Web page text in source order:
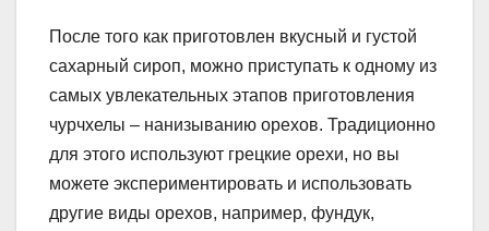
После того как приготовлен вкусный и густой
сахарный сироп, можно приступать к одному из
самых увлекательных этапов приготовления
чурчхелы – нанизыванию орехов. Традиционно
для этого используют грецкие орехи, но вы
можете экспериментировать и использовать
другие виды орехов, например, фундук,